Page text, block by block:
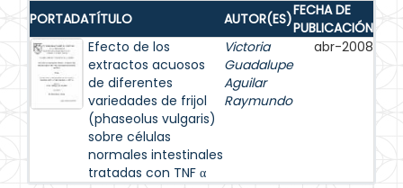
PORTADATÍTULO AUTOR(ES)FECHA DE
PUBLICACIÓN
Efecto de los
extractos acuosos
de diferentes
variedades de frijol
(phaseolus vulgaris)
sobre células
normales intestinales
tratadas con TNF α
Victoria
Guadalupe
Aguilar
Raymundo
abr-2008